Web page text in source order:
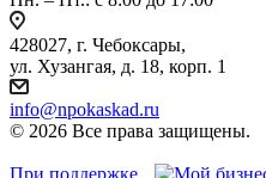
428027, г. Чебоксары,
ул. Хузангая, д. 18, корп. 1
info@npokaskad.ru
© 2026 Все права защищены.
При поддержке